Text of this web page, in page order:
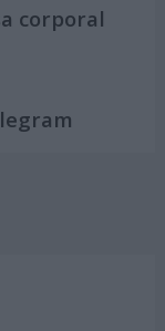
corporal